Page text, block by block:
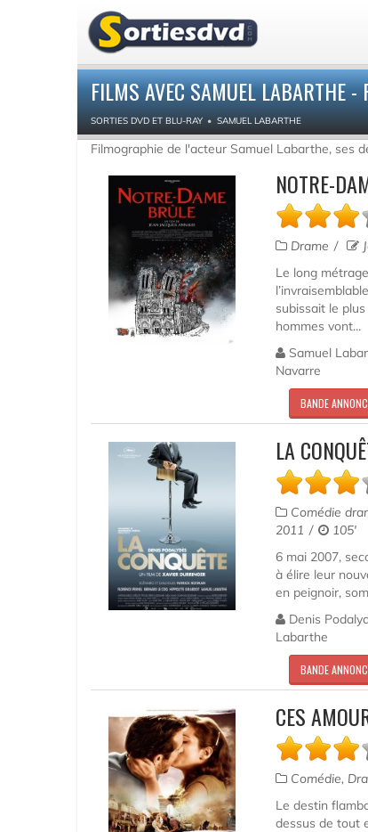
FILMS AVEC SAMUEL LABARTHE -
SORTIES DVD ET BLU-RAY SAMUEL LABARTHE
Filmographie de l'acteur Samuel Labarthe, ses
NOTRE-
Drame
Le long
subissait le
hommes vont...
Samuel
Navarre
BANDE
LA
Comédie
2011
105'
6 mai 2007,
à élire leur
en peignoir,
Denis
Labarthe
BANDE
CES
Comédie,
Le destin
dessus de tout